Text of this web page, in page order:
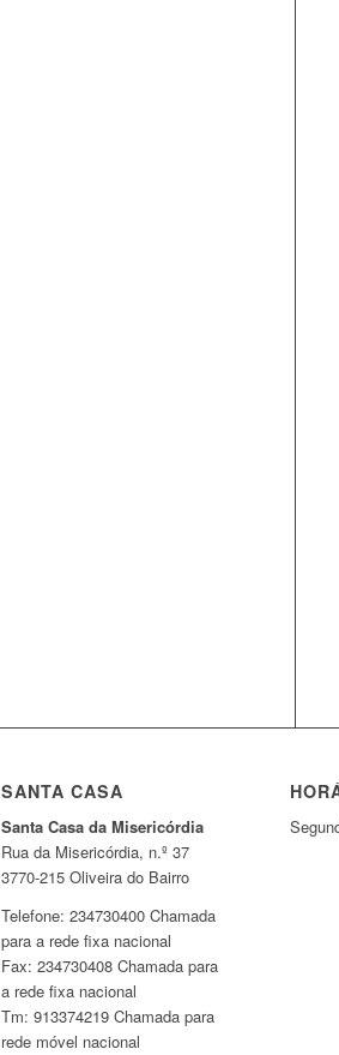
SANTA CASA
Santa Casa da Misericórdia
Rua da Misericórdia, n.º 37
3770-215 Oliveira do Bairro
Telefone: 234730400 Chamada
para a rede fixa nacional
Fax: 234730408 Chamada para
a rede fixa nacional
Tm: 913374219 Chamada para
rede móvel nacional